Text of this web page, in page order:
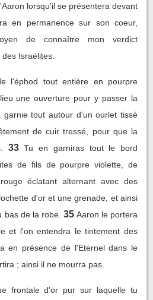
lorsqu'il se présentera devant
en permanence sur son coeur,
de connaître mon verdict
Israélites.
l'éphod tout entière en pourpre
une ouverture pour y passer la
tout autour d'un ourlet tissé
de cuir tressé, pour que la
33 Tu en garniras tout le bord
de fils de pourpre violette, de
éclatant alternant avec des
d'or et une grenade, et ainsi
bas de la robe. 35 Aaron le portera
et l'on entendra le tintement des
en présence de l'Eternel dans le
; ainsi il ne mourra pas.
frontale d'or pur sur laquelle tu